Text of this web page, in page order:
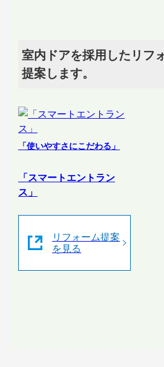
室内ドアを採用したリフ
提案します。
「使いやすさにこだわる」
「スマートエントラン
ス」
リフォーム提案
を見る